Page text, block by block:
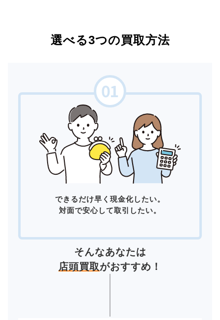
選べる3つの買取方法
できるだけ早く現金化したい。
対面で安心して取引したい。
そんなあなたは
店頭買取がおすすめ！